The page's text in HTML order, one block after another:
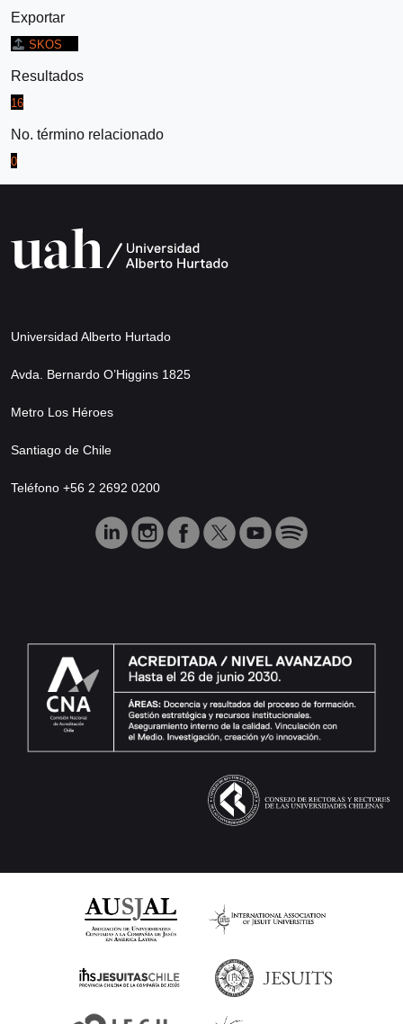
Exportar
SKOS
Resultados
16
No. término relacionado
0
Universidad Alberto Hurtado
Avda. Bernardo O’Higgins 1825
Metro Los Héroes
Santiago de Chile
Teléfono +56 2 2692 0200